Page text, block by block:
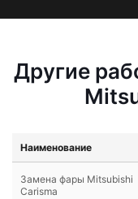
Другие
Наименование
Замена фары Mitsubishi
Carisma